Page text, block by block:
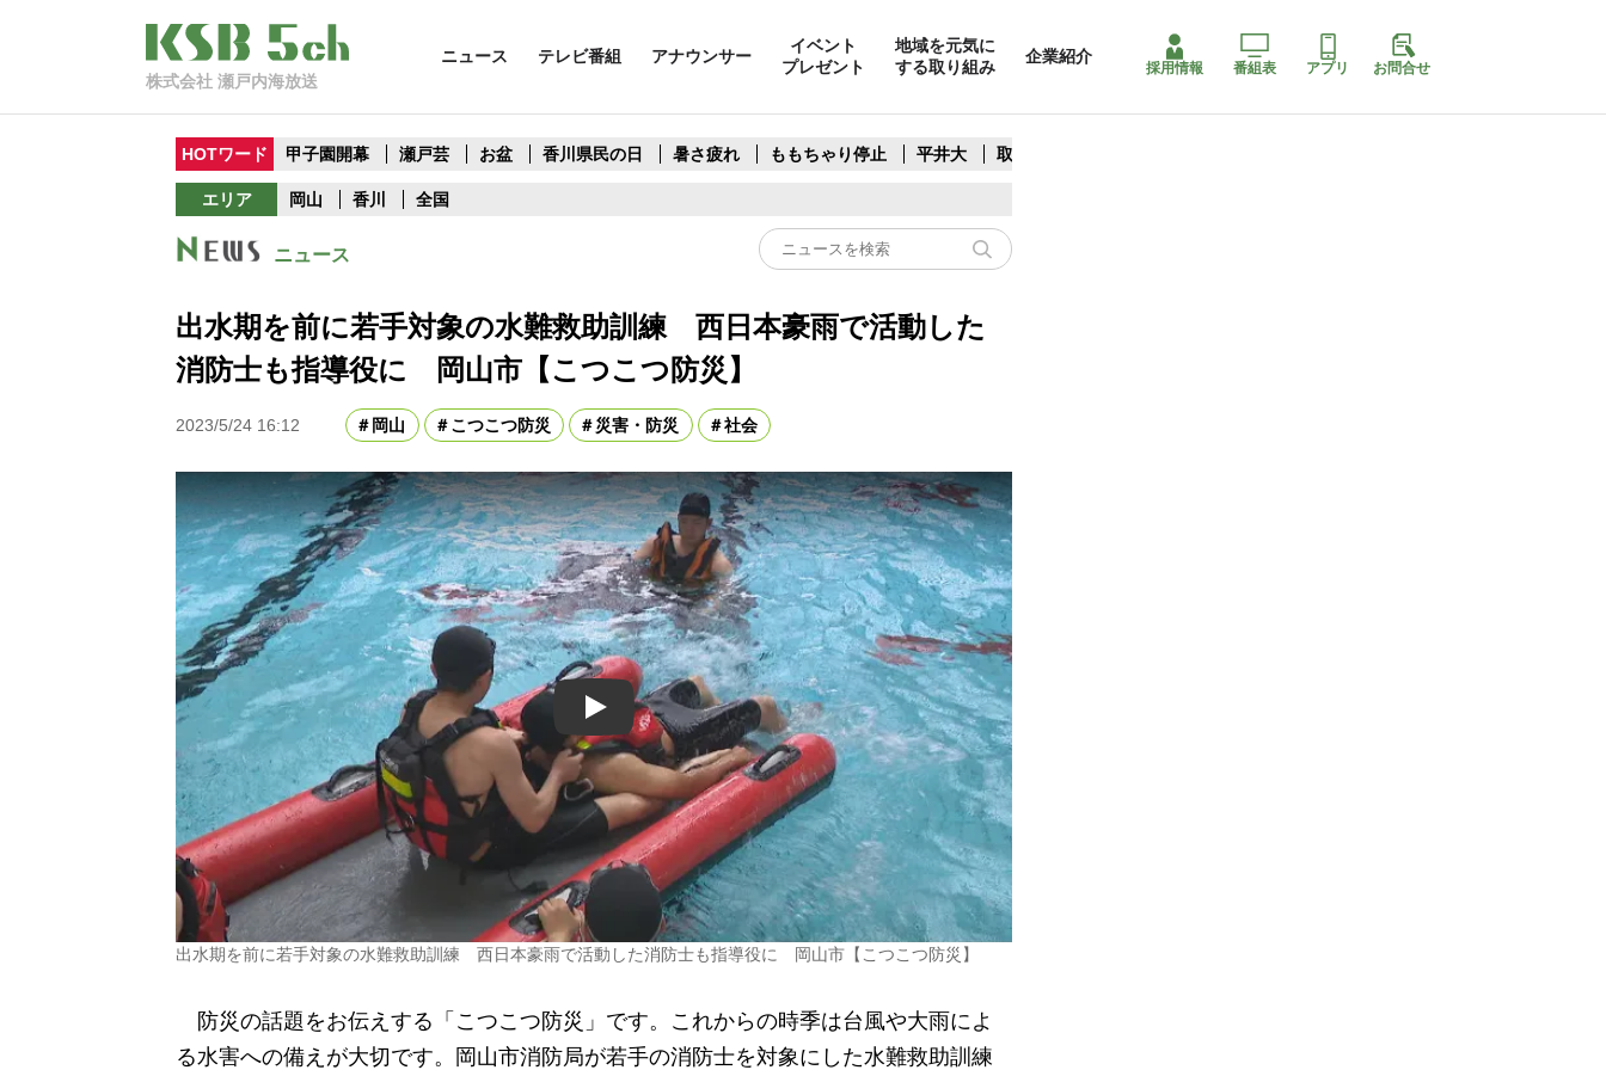
株式会社 瀬戸内海放送
ニュース テレビ番組 アナウンサー
イベント
プレゼント
地域を元気に
する取り組み
企業紹介
採用情報 番組表 アプリ お問合せ
HOTワード 甲子園開幕 瀬戸芸 お盆 香川県民の日 暑さ疲れ ももちゃり停止 平井大 取水制限
エリア 岡山 香川 全国
ニュース
出水期を前に若手対象の水難救助訓練 西日本豪雨で活動した
消防士も指導役に 岡山市【こつこつ防災】
2023/5/24 16:12 岡山 こつこつ防災 災害・防災 社会
Play
出水期を前に若手対象の水難救助訓練 西日本豪雨で活動した消防士も指導役に 岡山市【こつこつ防災】
防災の話題をお伝えする「こつこつ防災」です。これからの時季は台風や大雨によ
る水害への備えが大切です。岡山市消防局が若手の消防士を対象にした水難救助訓練